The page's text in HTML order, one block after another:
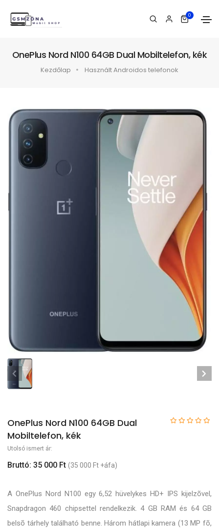
0
OnePlus Nord N100 64GB Dual Mobiltelefon, kék
Kezdőlap Használt Androidos telefonok
OnePlus Nord N100 64GB Dual
Mobiltelefon, kék
Utolsó ismert ár:
Bruttó: 35 000 Ft (35 000 Ft +áfa)
A OnePlus Nord N100 egy 6,52 hüvelykes HD+ IPS kijelzõvel,
Snapdragon 460 chipsettel rendelkezik. 4 GB RAM és 64 GB
belsõ tárhely található benne. Három hátlapi kamera (13 MP fõ,